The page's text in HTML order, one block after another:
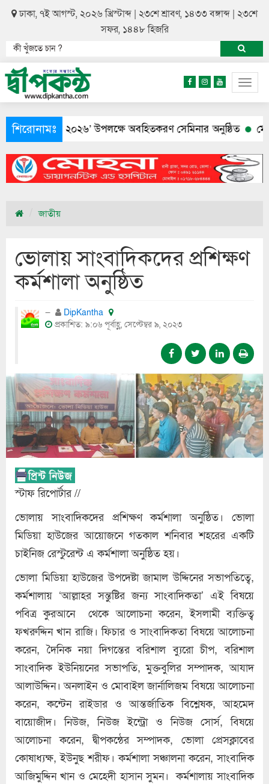
ঢাকা, ৭ই আগস্ট, ২০২৬ খ্রিস্টাব্দ | ২৩শে শ্রাবণ, ১৪৩৩ বঙ্গাব্দ | ২৩শে
সফর, ১৪৪৮ হিজরি
শিরোনামঃ
শুমারি ২০২৬’ উপলক্ষে অবহিতকরণ সেমিনার অনুষ্ঠিত মেয়ের
জাতীয়
ভোলায় সাংবাদিকদের প্রশিক্ষণ
কর্মশালা অনুষ্ঠিত
DipKantha
প্রকাশিত: ৯:০৬ পূর্বাহ্ণ, সেপ্টেম্বর ৯, ২০২৩
স্টাফ রিপোর্টার //
ভোলায় সাংবাদিকদের প্রশিক্ষণ কর্মশালা অনুষ্ঠিত। ভোলা
মিডিয়া হাউজের আয়োজনে গতকাল শনিবার শহরের একটি
চাইনিজ রেস্টুরেন্ট এ কর্মশালা অনুষ্ঠিত হয়।
ভোলা মিডিয়া হাউজের উপদেষ্টা জামাল উদ্দিনের সভাপতিত্বে,
কর্মশালায় ‘আল্লাহর সন্তুষ্টির জন্য সাংবাদিকতা’ এই বিষয়ে
পবিত্র কুরআনে থেকে আলোচনা করেন, ইসলামী ব্যক্তিত্ব
ফখরুদ্দিন খান রাজি। ফিচার ও সাংবাদিকতা বিষয়ে আলোচনা
করেন, দৈনিক নয়া দিগন্তের বরিশাল ব্যুরো চীপ, বরিশাল
সাংবাদিক ইউনিয়নের সভাপতি, মুক্তবুলির সম্পাদক, আযাদ
আলাউদ্দিন। অনলাইন ও মোবাইল জার্নালিজম বিষয়ে আলোচনা
করেন, কন্টেন রাইডার ও আন্তর্জাতিক বিশ্লেষক, আহমেদ
বায়োজীদ। নিউজ, নিউজ ইন্ট্রো ও নিউজ সোর্স, বিষয়ে
আলোচনা করেন, দ্বীপকন্ঠের সম্পাদক, ভোলা প্রেসক্লাবের
কোষাধ্যক্ষ, ইউনুছ শরীফ। কর্মশালা সঞ্চালনা করেন, সাংবাদিক
আজিমুদ্দিন খান ও মেহেদী হাসান সুমন। কর্মশালায় সাংবাদিক